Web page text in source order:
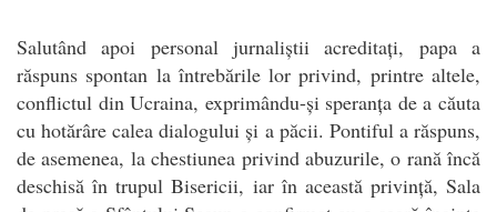
Salutând apoi personal jurnaliștii acreditați, papa a
răspuns spontan la întrebările lor privind, printre altele,
conflictul din Ucraina, exprimându-și speranța de a căuta
cu hotărâre calea dialogului și a păcii. Pontiful a răspuns,
de asemenea, la chestiunea privind abuzurile, o rană încă
deschisă în trupul Bisericii, iar în această privință, Sala